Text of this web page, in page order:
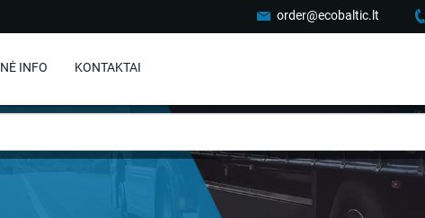
order@ecobaltic.lt
INFO KONTAKTAI